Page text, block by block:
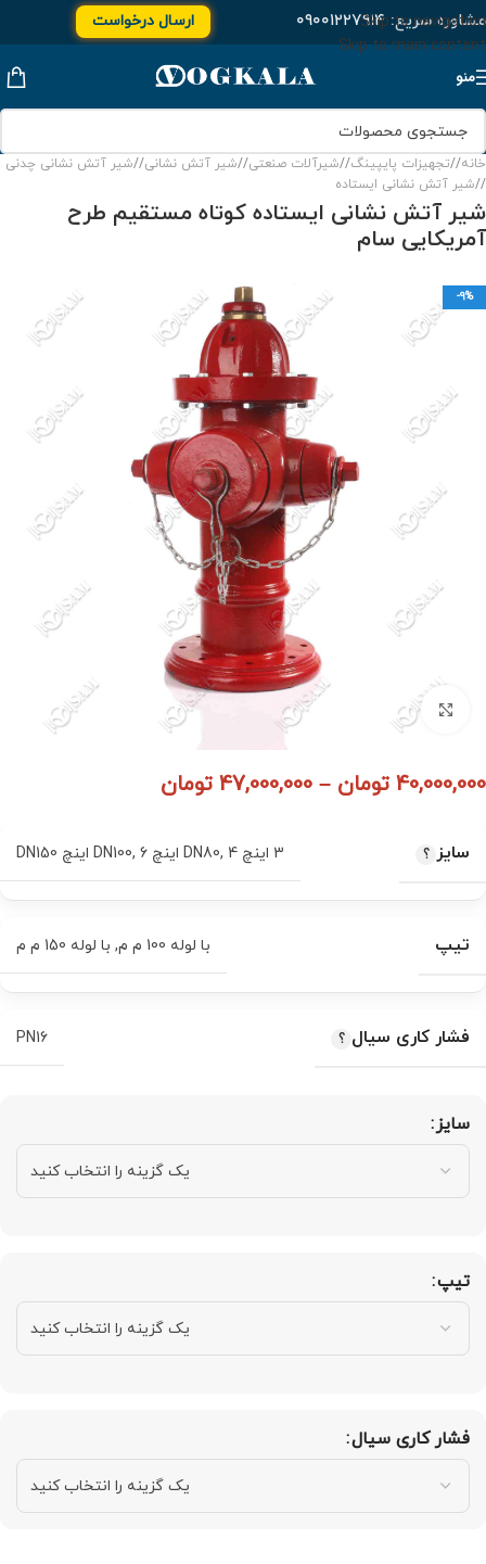
Skip to navigation
Skip to main content
مشاوره سریع:۰۹۰۰۱۲۲۷۹۱۴ ارسال درخواست
منو
خانه/ تجهیزات پایپینگ/ شیرآلات صنعتی/ شیر آتش نشانی/ شیر آتش نشانی چدنی
/ شیر آتش نشانی ایستاده
شیر آتش نشانی ایستاده کوتاه مستقیم طرح
آمریکایی سام
-9%
برای بزرگنمایی کلیک کنید
40,000,000 تومان –
47,000,000 تومان
سایز 3 اینچ DN80 , 4 اینچ DN100 , 6 اینچ DN150
تیپ با لوله 100 م م , با لوله 150 م م
فشار کاری سیال PN16
سایز
تیپ
فشار کاری سیال